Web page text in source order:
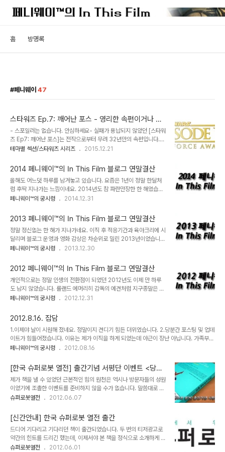
홈 방명록
페니웨이 47
스타워즈 Ep.7: 깨어난 포스 - 영리한 속편이거나 혹
은 거대한 팬무비거나
- 스포일러는 없습니다. 안심하세요- 실패가 용납되지 않았던 [스타워
즈 Ep7: 깨어난 포스]는 전작으로부터 무려 32년만의 속편입니다.
여기서 속편이라는 것의 의미는 시리즈의 연속성, 즉 프리퀄처럼 시간
다. 너무나 오랜만에 제작된 작품이니만큼 팬들의 기대감은 클 수 밖에
없죠. 게다가 이번에는 조지 루카스가 거의 개입하지 않은 첫 작품이기
도 합니다. [스타워즈] 덕후를 자청한 J.J 에이브람스의 [깨어난 포스]
는 그 어떤 [스타워즈] 시리즈 보다도 [Ep.4: 새로운 희망]과 닮아있
습니다. 평범한 주인공의 성장담, 악에 맞서는 반란군의 분투, 행성을
요한 요소와 설정은 최초..
테마별 섹션/스타워즈 시리즈 2015.12.21
2014 페니웨이™의 In This Film 블로그 연말결산
올해도 어느덧 하루를 남겨놓고 있습니다. 요즘은 1년이 정말 한달처
럼 후딱 지나가는 느낌이네요. 2014년도 참 파란만장한 한 해였습니
다. 개인적으로는 경제적으로도 그리 좋지 많은 않은 상황이었고, 이
게가 어깨를 짓누르는 일들의 연속이었지요., (헉헉) 덕분에 블로그와
영화는 작년보다도 더 뒤로 밀려버렸고 그렇게 한 해가 지나게 되었네
요. 방문자들에겐 늘 죄송한 마음 뿐입니다. 여튼 올해도 1년을 돌아보
는 블로그 연말정산을 해보도록 하겠습니다. 1.방문자 작년에 799만
카운터를 찍었는데, 올해는 880만 정도이니 작년과 비슷하게 1년에
포스팅이 여전히 포털의 상위권 검..
페니웨이™의 궁시렁 2014.12.31
2013 페니웨이™의 In This Film 블로그 연말결산
정말 정신없는 한 해가 지나가네요. 이직 후 적응기간과 육아크리에 시
달리며 블로그 운영과 영화 감상은 차순위로 밀린 2013년이었습니
다. ㅠㅠ 이 글을 쓰는 순간에도 반쯤은 눈이 감겨 있습니다만 무럭무
올해를 돌아보는 블로그 연말정산을 해보도록 하겠습니다. 1.방문자
작년에 690만 카운터를 찍었는데, 올해 799만 정도이니 1년 사이에
약 100만명의 방문자가 방문하셨습니다. 물론 허수가 존재합니다만
포스팅 횟수가 비약적으로 감소한 것에 비하면 선방한 결과랄까요. 변
함없이 방문해 주신 분들께 심심한 감사를 드립니다. 2.외부필진 작년
졌네요. ㅎ 기억나는 것 중에는 중..
페니웨이™의 궁시렁 2013.12.30
2012 페니웨이™의 In This Film 블로그 연말결산
개인적으로는 정말 인생의 전환점이 되었던 2012년도 이제 만 하루
도 남지 않았습니다. 롤랜드 에머리히 감독의 예견처럼 지구종말은 오
지 않았지만 개인사를 돌아보면 참 많은 일이 있었네요. 간단하게나마
총 방문자수가 70만명에 그친 반면, 올해는 다소의 증가가 있었습니
다. 작년 말 583만명 누적기준으로 계산해 보면 올해는 693만명으
로 약 110만명 정도가 방문해 주셨습니다. 이 추세대로라면 곧 700
만명 돌파가 이루어질듯 합니다. 리뷰수의 급감에도 불구하고 꾸준히
찾아주신 분들께 그저 죄송스런 마음 뿐입니다. 내년에는 좀 더 분발해
미치는 매우 게으른(?) 블로그 ..
페니웨이™의 궁시렁 2012.12.31
2012.8.16. 잡담
1.이제야 날이 시원해 졌네요. 정말이지 견디기 힘든 더위였습니다. 2.당분간 포스팅 및 업데
이트가 힘들어졌습니다. 이유는 제가 이직을 하게 되었는데 야근이 장난 아닙니다. 가족부양
을 위해 부차적인 우선순위인 블로그를 당분간은 잊을 수 밖에 없는 상황입니다. 같은 일을
블로그에 오시는 분들 중 야근없고 출퇴근 시간이 보장되는 직업 소개해주실분 진지하게 도
움을 청합니다 admin@pennyway.net 3.쓰고 싶은 말이 많은데, 너무 피곤하고 출근해
야 해서 짧게 씁니다. 예전처럼 자주는 아니더라도 간간히 글은 써보도록 해야 할텐데 방문
객들께 죄송스럽네요.
페니웨이™의 궁시렁 2012.08.16
[한국 슈퍼로봇 열전] 출간기념 서평단 이벤트 <당첨
자 발표>
제가 책을 낼 수 있었던 근본적인 힘의 원천은 역시나 방문자들의 성원
이었기에 조촐한 이벤트를 준비하지 않을 수가 없습니다. 말씀대로 이
벤트를 진행해 이번에 출간한 [한국 슈퍼로봇 열전]을 한부씩 보내드
넣어서 보내드릴 예정입니다. 택배비는 출판사에서 부담합니다. 하지
만 아무래도 책의 가격대가 좀 있다보니 많은 수량을 확보하기가 어려
워 총 5권을 이벤트로 내놓습니다. 지난번 [100만 방문자와 소통하는
파워블로그 만들기] 때는 '소수정예 서평단'이라는 명목으로 이벤트를
진행했는데, 각자의 사정이 있으셨겠지만 제가 기억하기론 당첨자 전
슈퍼로봇열전 2012.06.07
[신간안내] 한국 슈퍼로봇 열전 출간
드디어 기다리고 기다리던 책이 출간되었습니다. 두 번의 티저광고로
약간의 힌트를 드리긴 했는데, 이제서야 본 책을 정식으로 소개하게 되
었네요. 책의 제목은 [한국 슈퍼로봇 열전]입니다. 나중에 기회가 되면
슈퍼로봇열전 2012.06.01